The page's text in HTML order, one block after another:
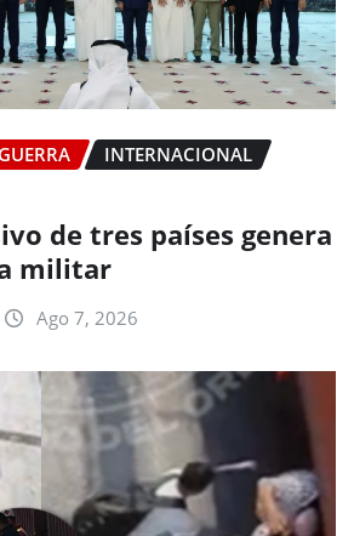
GUERRA
INTERNACIONAL
de tres países genera
militar
Ago 7, 2026